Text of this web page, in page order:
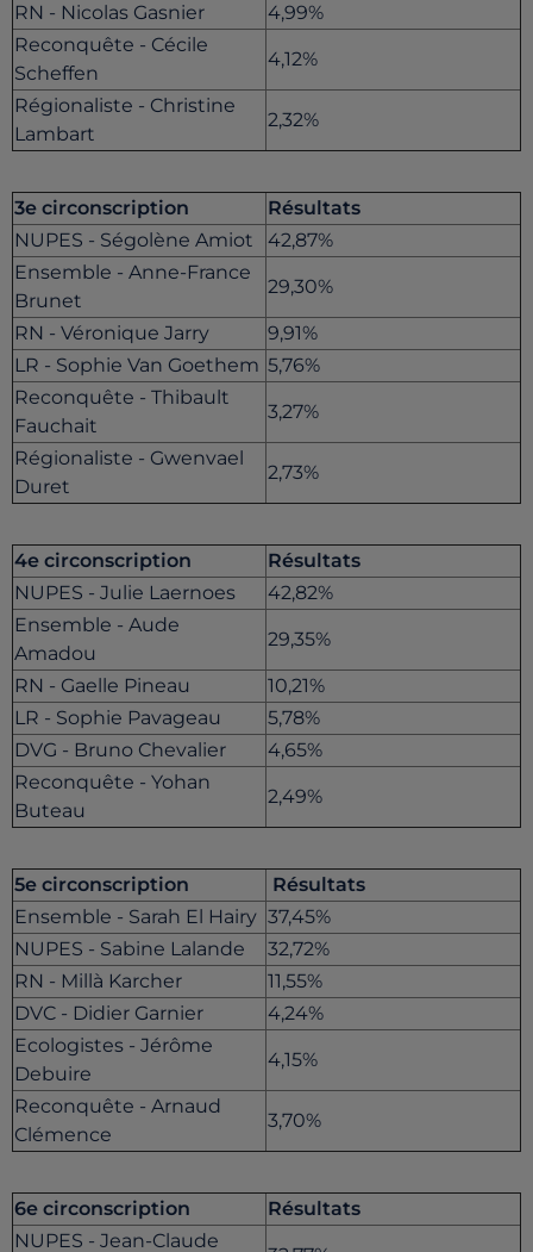
RN - Nicolas Gasnier
4,99%
Reconquête - Cécile
Scheffen
4,12%
Régionaliste - Christine
Lambart
2,32%
3e circonscription
Résultats
NUPES - Ségolène Amiot
42,87%
Ensemble - Anne-France
Brunet
29,30%
RN - Véronique Jarry
9,91%
LR - Sophie Van Goethem 5,76%
Reconquête - Thibault
Fauchait
3,27%
Régionaliste - Gwenvael
Duret
2,73%
4e circonscription
Résultats
NUPES - Julie Laernoes
42,82%
Ensemble - Aude
Amadou
29,35%
RN - Gaelle Pineau
10,21%
LR - Sophie Pavageau
5,78%
DVG - Bruno Chevalier
4,65%
Reconquête - Yohan
Buteau
2,49%
5e circonscription
Résultats
Ensemble - Sarah El Hairy 37,45%
NUPES - Sabine Lalande
32,72%
RN - Millà Karcher
11,55%
DVC - Didier Garnier
4,24%
Ecologistes - Jérôme
Debuire
4,15%
Reconquête - Arnaud
Clémence
3,70%
6e circonscription
Résultats
NUPES - Jean-Claude